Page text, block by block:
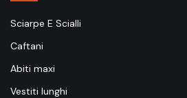
Sciarpe E Scialli
Caftani
Abiti maxi
Vestiti lunghi